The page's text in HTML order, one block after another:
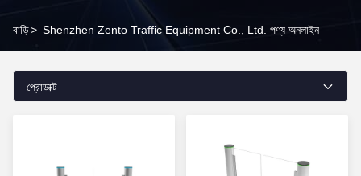
বাড়ি> Shenzhen Zento Traffic Equipment Co., Ltd. পণ্য অনলাইন
প্রোডাক্ট